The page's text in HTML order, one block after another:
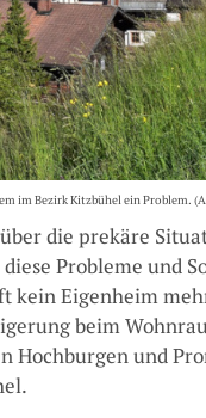
im Bezirk Kitzbühel ein Problem.
die prekäre
Probleme und
kein Eigenheim
beim
Hochburgen und